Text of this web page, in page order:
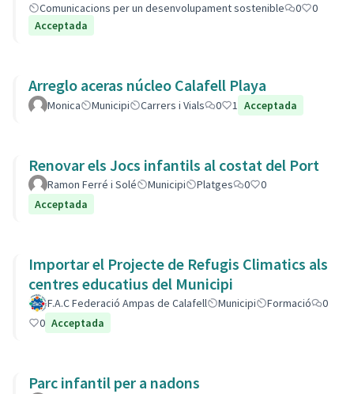
Comunicacions per un desenvolupament sostenible
0
0
Acceptada
Arreglo aceras núcleo Calafell Playa
Monica Municipi Carrers i Vials 0 1 Acceptada
Renovar els Jocs infantils al costat del Port
Ramon Ferré i Solé Municipi Platges 0
0
Acceptada
Importar el Projecte de Refugis Climatics als
centres educatius del Municipi
F.A.C Federació Ampas de Calafell Municipi Formació
0
0 Acceptada
Parc infantil per a nadons